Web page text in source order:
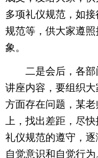
多项礼仪规范，如
规范等，供大家遵
象。
二是会后，各
讲座内容，要组织
方面存在问题，某
上，找出差距，尽
礼仪规范的遵守，
自觉意识和自觉行为